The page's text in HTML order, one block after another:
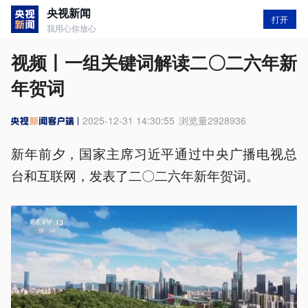
央视新闻
我用心你放心
打开
视频丨一组关键词解读二〇二六年新
年贺词
2025-12-31 14:30:55 浏览量2928936
新年前夕，国家主席习近平通过中央广播电视总
台和互联网，发表了二〇二六年新年贺词。